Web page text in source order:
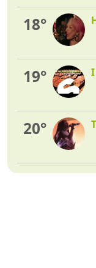
18°
19° I
20°